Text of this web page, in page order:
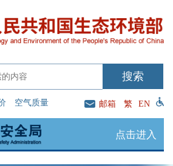
空气质量 邮箱 繁 EN
点击进入